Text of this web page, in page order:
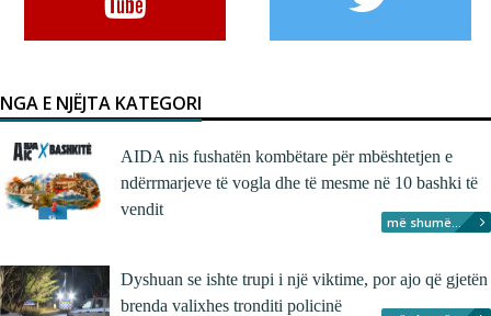
NGA E NJËJTA KATEGORI
AIDA nis fushatën kombëtare për mbështetjen e
ndërrmarjeve të vogla dhe të mesme në 10 bashki të
vendit
më shumë...
Dyshuan se ishte trupi i një viktime, por ajo që gjetën
brenda valixhes tronditi policinë